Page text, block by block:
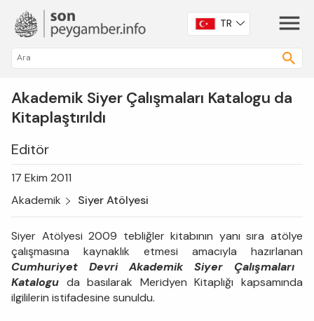
TR
Akademik Siyer Çalışmaları Katalogu da
Kitaplaştırıldı
Editör
17 Ekim 2011
Akademik
Siyer Atölyesi
Siyer Atölyesi 2009 tebliğler kitabının yanı sıra atölye
çalışmasına kaynaklık etmesi amacıyla hazırlanan
Cumhuriyet Devri Akademik Siyer Çalışmaları
Katalogu da basılarak Meridyen Kitaplığı kapsamında
ilgililerin istifadesine sunuldu.